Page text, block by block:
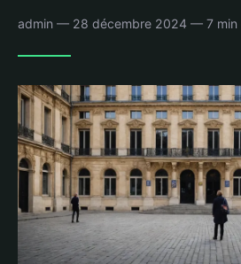
admin — 28 décembre 2024 — 7 min